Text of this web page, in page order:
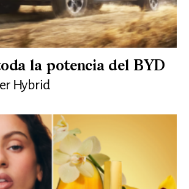
la potencia del BYD
Hybrid